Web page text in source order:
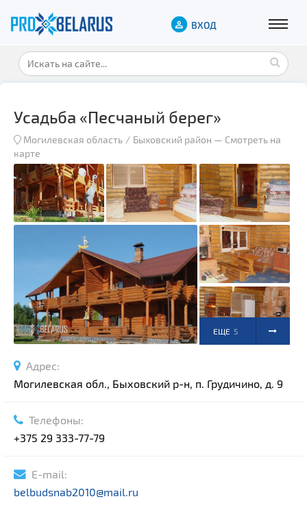
ВХОД
Усадьба «Песчаный берег»
Могилевская область Быховский район — Смотреть на
карте
ЕЩЕ 5
Адрес:
Могилевская обл., Быховский р-н, п. Грудичино, д. 9
Телефоны:
+375 29 333-77-79
E-mail:
belbudsnab2010@mail.ru